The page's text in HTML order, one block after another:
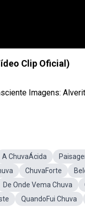
Clip Oficial)
Imagens:
A ChuvaÁcida
ChuvaForte
De Onde Vema Chuva
QuandoFui Chuva